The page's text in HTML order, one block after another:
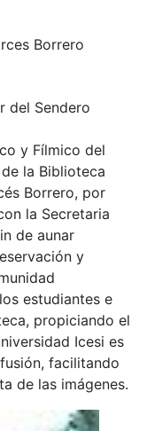
Borrero
del Sendero
y Fílmico del
la Biblioteca
Borrero, por
la Secretaria
de aunar
y
estudiantes e
propiciando el
Icesi es
facilitando
de las imágenes.